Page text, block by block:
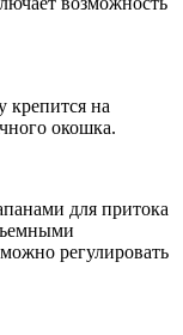
крепится на
окошка.
для притока
регулировать